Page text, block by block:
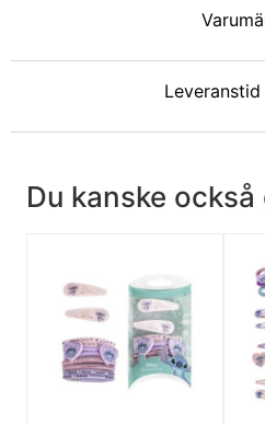
Leveranstid
Du kanske också